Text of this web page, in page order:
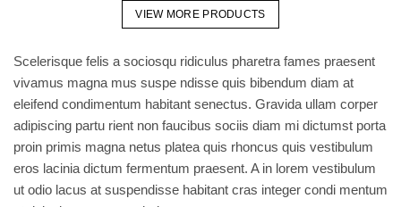
VIEW MORE PRODUCTS
Scelerisque felis a sociosqu ridiculus pharetra fames praesent
vivamus magna mus suspe ndisse quis bibendum diam at
eleifend condimentum habitant senectus. Gravida ullam corper
adipiscing partu rient non faucibus sociis diam mi dictumst porta
proin primis magna netus platea quis rhoncus quis vestibulum
eros lacinia dictum fermentum praesent. A in lorem vestibulum
ut odio lacus at suspendisse habitant cras integer condi mentum